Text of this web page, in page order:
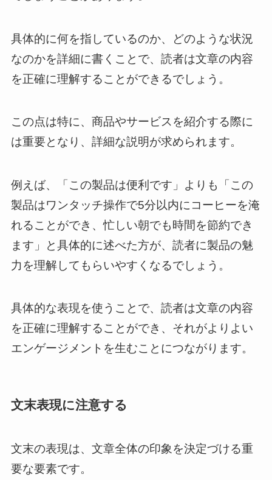
具体的に何を指しているのか、どのような状況
なのかを詳細に書くことで、読者は文章の内容
を正確に理解することができるでしょう。
この点は特に、商品やサービスを紹介する際に
は重要となり、詳細な説明が求められます。
例えば、「この製品は便利です」よりも「この
製品はワンタッチ操作で5分以内にコーヒーを淹
れることができ、忙しい朝でも時間を節約でき
ます」と具体的に述べた方が、読者に製品の魅
力を理解してもらいやすくなるでしょう。
具体的な表現を使うことで、読者は文章の内容
を正確に理解することができ、それがよりよい
エンゲージメントを生むことにつながります。
文末表現に注意する
文末の表現は、文章全体の印象を決定づける重
要な要素です。